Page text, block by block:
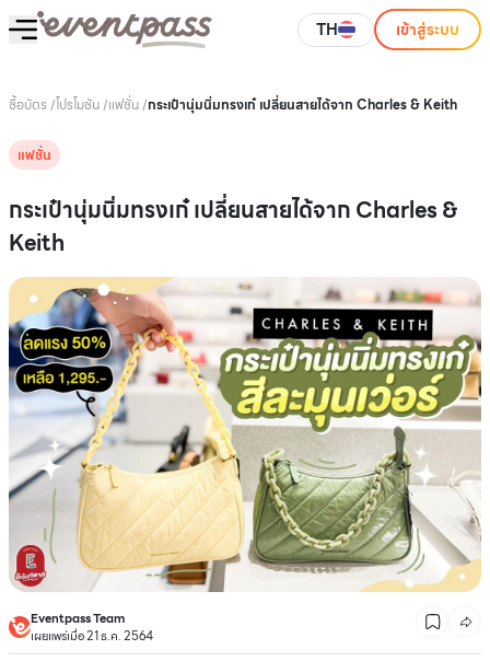
TH เข้าสู่ระบบ
ซื้อบัตร /โปรโมชัน/แฟชั่น/กระเป๋านุ่มนิ่มทรงเก๋ เปลี่ยนสายได้จาก Charles & Keith
แฟชั่น
กระเป๋านุ่มนิ่มทรงเก๋ เปลี่ยนสายได้จาก Charles &
Keith
Eventpass Team
เผยแพร่เมื่อ 21 ธ.ค. 2564